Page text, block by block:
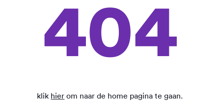
404
klik hier om naar de home pagina te gaan.